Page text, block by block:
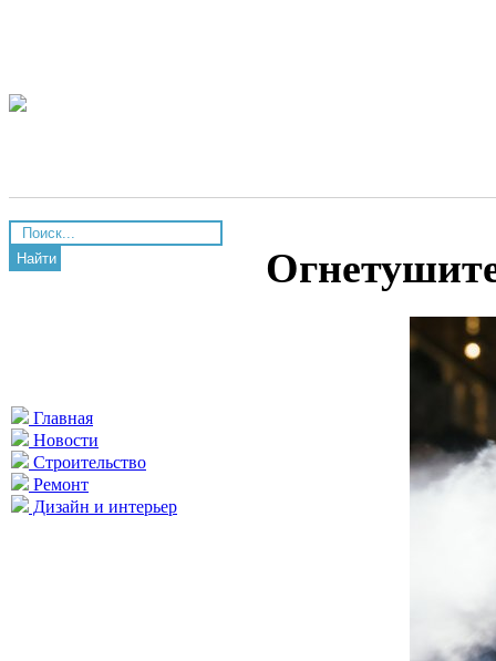
Найти
Главная
Новости
Строительство
Ремонт
Дизайн и интерьер